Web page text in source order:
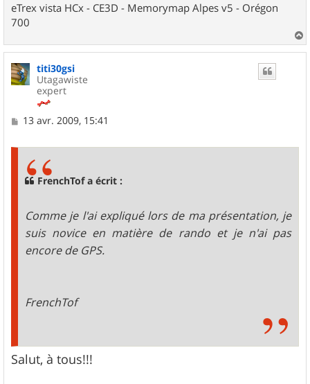
eTrex vista HCx - CE3D - Memorymap Alpes v5 - Orégon
700
a
titi30gsi
Utagawiste
expert
M13 avr. 2009, 15:41
FrenchTof a écrit :
Comme je l'ai expliqué lors de ma présentation, je
suis novice en matière de rando et je n'ai pas
encore de GPS.
FrenchTof
Salut, à tous!!!